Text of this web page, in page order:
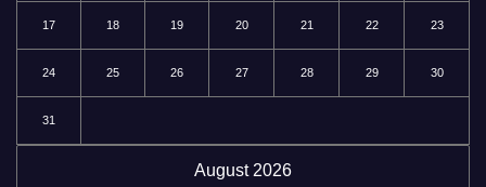
August 2026
17 18 19 20 21 22 23
24 25 26 27 28 29 30
31